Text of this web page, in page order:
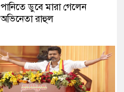
পানিতে ডুবে মারা গেলেন
অভিনেতা রাহুল